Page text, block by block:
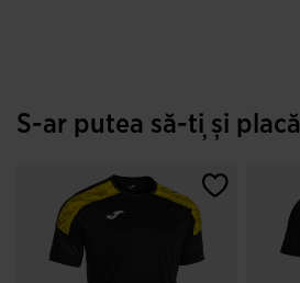
S-ar putea să-ți și placă